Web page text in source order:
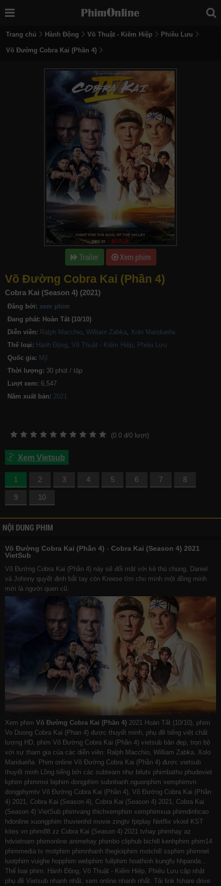
Trang chủ Hành Động Võ Thuật - Kiếm Hiệp Phiêu Lưu
Võ Đường Cobra Kai (Phần 4)
Trailer Xem phim
Võ Đường Cobra Kai (Phần 4)
Cobra Kai (Season 4) (2021)
Đăng bởi: xem phim
Đang phát: Hoàn Tất (10/10)
Diễn viên: Ralph Macchio, William Zabka, Xolo Maridueña
Thể loại: Hành Động, Võ Thuật - Kiếm Hiệp, Phiêu Lưu
Quốc gia: Mỹ
Thời lượng: 30 phút / tập
Lượt xem: 6,547
Năm xuất bản:
(0.0 đ/0 lượt)
Xem Vietsub
1 2 3 4 5 6 7 8
9 10
NỘI DUNG PHIM
Võ Đường Cobra Kai (Phần 4) - Cobra Kai (Season 4) 2021
VietSub
Võ Đường Cobra Kai (Phần 4) này sẽ đối mặt với kẻ thù chung, Daniel
và Johnny quyết định bắt tay còn Kreese tìm cho mình một đồng minh
mới là người quen cũ.
Xem phim Võ Đường Cobra Kai (Phần 4) 2021 Hoàn Tất (10/10), phim
Vo Duong Cobra Kai (Phan 4) được thuyết minh, phụ đề tiếng việt chất
lượng HD, phim Võ Đường Cobra Kai (Phần 4) vietsub bản đẹp, trọn bộ
với sự tham gia của các diễn viên: Ralph Macchio, William Zabka, Xolo
Maridueña. Phim online Võ Đường Cobra Kai (Phần 4) được vietsub
thuyết minh Lồng tiếng bởi các subteam như bilutv phimbathu phudeviet
kphim phimmoi biphim dongphim subnhanh nguonphim xemphimvn
dongphymtv Võ Đường Cobra Kai (Phần 4), Võ Đường Cobra Kai (Phần
4) 2021, Cobra Kai (Season 4), Cobra Kai (Season 4) 2021, Cobra Kai
(Season 4) VietSub phimvang thichxemphim xemphimxua phimdinhcao
hdonline xuongphim thuvienhd movie zingtv fptplay Netflix vkool KST
kites vn phim88 zz Cobra Kai (Season 4) 2021 tvhay phimhay az
hdvietnam phimonline animehay phimbo cliphub bichill kenhphim phim14
phimmedia tv motphim phimnhanh thegioiphim motchill ssphim phimnet
luotphim vuighe hopphim webphim fullphim hoathinh kungfu hhpanda
Thể loại phim: Hành Động, Võ Thuật - Kiếm Hiệp, Phiêu Lưu cập nhật
phụ đề Vietsub nhanh nhất, xem online nhanh nhất. Tải link fshare drive